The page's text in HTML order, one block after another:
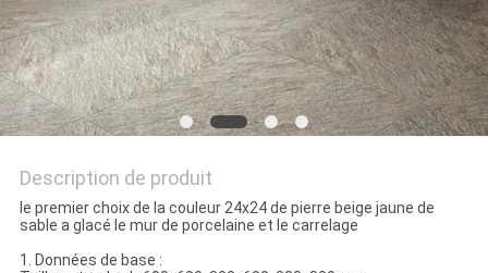
POLITIQUE
DE
CONFIDENTIALITÉ
Description de produit
le premier choix de la couleur 24x24 de pierre beige jaune de
sable a glacé le mur de porcelaine et le carrelage
1. Données de base :